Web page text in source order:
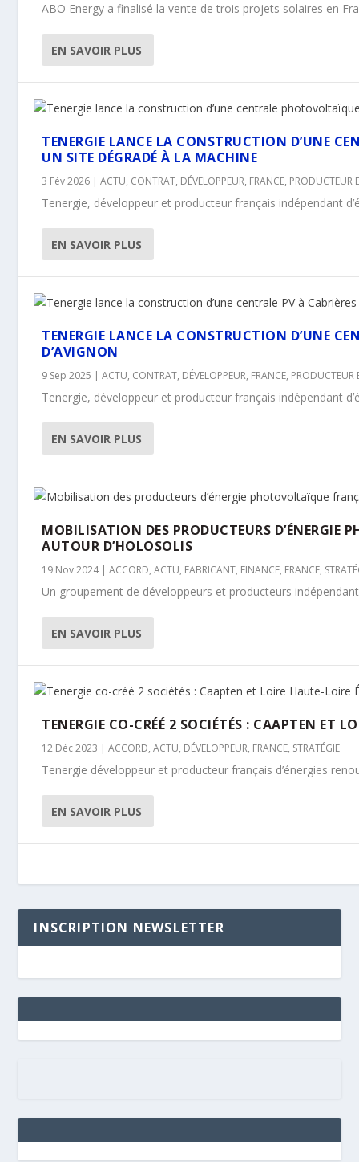
ABO Energy a finalisé la vente de trois projets solaires en
EN SAVOIR PLUS
TENERGIE LANCE LA CONSTRUCTION D’UNE
UN SITE DÉGRADÉ À LA MACHINE
3 Fév 2026 |ACTU, CONTRAT, DÉVELOPPEUR, FRANCE, PRODUCTEUR
Tenergie, développeur et producteur français indépendant
EN SAVOIR PLUS
TENERGIE LANCE LA CONSTRUCTION D’UNE
D’AVIGNON
9 Sep 2025 |ACTU, CONTRAT, DÉVELOPPEUR, FRANCE, PRODUCTEUR
Tenergie, développeur et producteur français indépendant
EN SAVOIR PLUS
MOBILISATION DES PRODUCTEURS D’ÉNERGIE
AUTOUR D’HOLOSOLIS
19 Nov 2024|ACCORD,ACTU, FABRICANT, FINANCE, FRANCE,
Un groupement de développeurs et producteurs
EN SAVOIR PLUS
TENERGIE CO-CRÉÉ 2 SOCIÉTÉS : CAAPTEN ET
12 Déc 2023 |ACCORD,ACTU, DÉVELOPPEUR, FRANCE, STRATÉGIE
Tenergie développeur et producteur français d’énergies
EN SAVOIR PLUS
INSCRIPTION NEWSLETTER